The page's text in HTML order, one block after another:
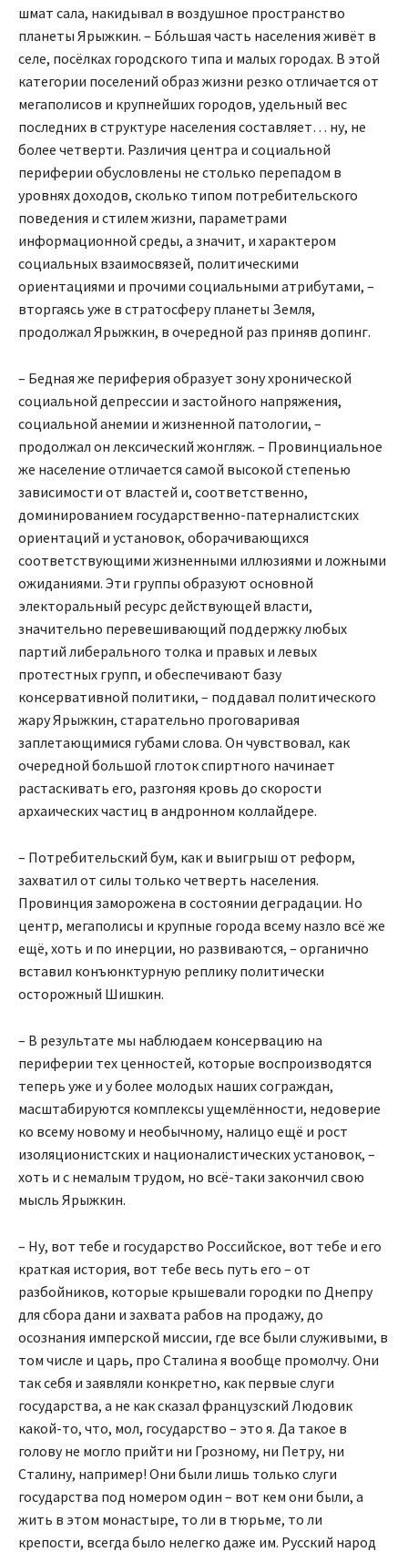
шмат сала, накидывал в воздушное пространство
планеты Ярыжкин. – Бóльшая часть населения живёт в
селе, посёлках городского типа и малых городах. В этой
категории поселений образ жизни резко отличается от
мегаполисов и крупнейших городов, удельный вес
последних в структуре населения составляет… ну, не
более четверти. Различия центра и социальной
периферии обусловлены не столько перепадом в
уровнях доходов, сколько типом потребительского
поведения и стилем жизни, параметрами
информационной среды, а значит, и характером
социальных взаимосвязей, политическими
ориентациями и прочими социальными атрибутами, –
вторгаясь уже в стратосферу планеты Земля,
продолжал Ярыжкин, в очередной раз приняв допинг.
– Бедная же периферия образует зону хронической
социальной депрессии и застойного напряжения,
социальной анемии и жизненной патологии, –
продолжал он лексический жонгляж. – Провинциальное
же население отличается самой высокой степенью
зависимости от властей и, соответственно,
доминированием государственно-патерналистских
ориентаций и установок, оборачивающихся
соответствующими жизненными иллюзиями и ложными
ожиданиями. Эти группы образуют основной
электоральный ресурс действующей власти,
значительно перевешивающий поддержку любых
партий либерального толка и правых и левых
протестных групп, и обеспечивают базу
консервативной политики, – поддавал политического
жару Ярыжкин, старательно проговаривая
заплетающимися губами слова. Он чувствовал, как
очередной большой глоток спиртного начинает
растаскивать его, разгоняя кровь до скорости
архаических частиц в андронном коллайдере.
– Потребительский бум, как и выигрыш от реформ,
захватил от силы только четверть населения.
Провинция заморожена в состоянии деградации. Но
центр, мегаполисы и крупные города всему назло всё же
ещё, хоть и по инерции, но развиваются, – органично
вставил конъюнктурную реплику политически
осторожный Шишкин.
– В результате мы наблюдаем консервацию на
периферии тех ценностей, которые воспроизводятся
теперь уже и у более молодых наших сограждан,
масштабируются комплексы ущемлённости, недоверие
ко всему новому и необычному, налицо ещё и рост
изоляционистских и националистических установок, –
хоть и с немалым трудом, но всё-таки закончил свою
мысль Ярыжкин.
– Ну, вот тебе и государство Российское, вот тебе и его
краткая история, вот тебе весь путь его – от
разбойников, которые крышевали городки по Днепру
для сбора дани и захвата рабов на продажу, до
осознания имперской миссии, где все были служивыми, в
том числе и царь, про Сталина я вообще промолчу. Они
так себя и заявляли конкретно, как первые слуги
государства, а не как сказал французский Людовик
какой-то, что, мол, государство – это я. Да такое в
голову не могло прийти ни Грозному, ни Петру, ни
Сталину, например! Они были лишь только слуги
государства под номером один – вот кем они были, а
жить в этом монастыре, то ли в тюрьме, то ли
крепости, всегда было нелегко даже им. Русский народ